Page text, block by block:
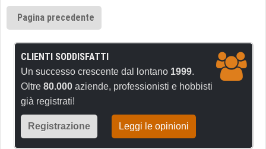
Pagina precedente
CLIENTI SODDISFATTI
Un successo crescente dal lontano 1999.
Oltre 80.000 aziende, professionisti e hobbisti
già registrati!
Registrazione Leggi le opinioni